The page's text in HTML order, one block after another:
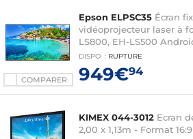
COMPARER
Epson ELPSC35 Écran
vidéoprojecteur laser à
LS800, EH-LS500
DISPO : RUPTURE
949€94
KIMEX 044-3012 Ecran
2,00 x 1,13m - Format 16:9